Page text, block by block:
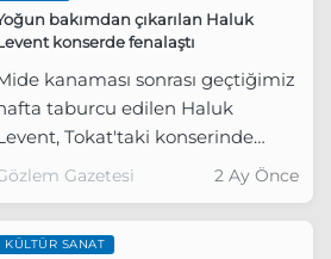
bakımdan çıkarılan Haluk
konserde fenalaştı
kanaması sonrası geçtiğimiz
taburcu edilen Haluk
Tokat'taki konserinde
Gazetesi 2 Ay Önce
KÜLTÜR SANAT